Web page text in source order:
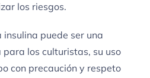
los riesgos.
insulina puede ser una
los culturistas, su uso
con precaución y respeto